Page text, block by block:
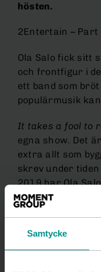
Samtycke
hösten.
2Entertain – Part
Ola Salo fick sitt
och frontfigur i
ett band som
populärmusik
It takes a fool to
egna show. Det
extra allt som
skrev under tiden
2019 har Ola
Göteborg, där
kritiker. Från och
Hamburger Börs